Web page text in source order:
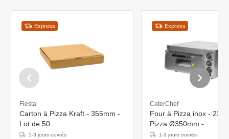
Express
Fiesta
Carton à Pizza Kraft - 355mm -
Lot de 50
1-3 jours ouvrés
Express
CaterChef
Four à Pizza inox - 230V - 1
Pizza Ø350mm -
560x560x280(h)mm
1-3 jours ouvrés